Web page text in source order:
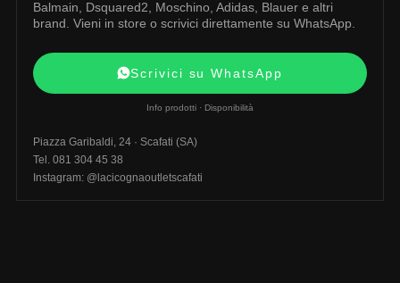
Balmain, Dsquared2, Moschino, Adidas, Blauer e altri
brand. Vieni in store o scrivici direttamente su WhatsApp.
Scrivici su WhatsApp
Info prodotti · Disponibilità
Piazza Garibaldi, 24 · Scafati (SA)
Tel. 081 304 45 38
Instagram: @lacicognaoutletscafati